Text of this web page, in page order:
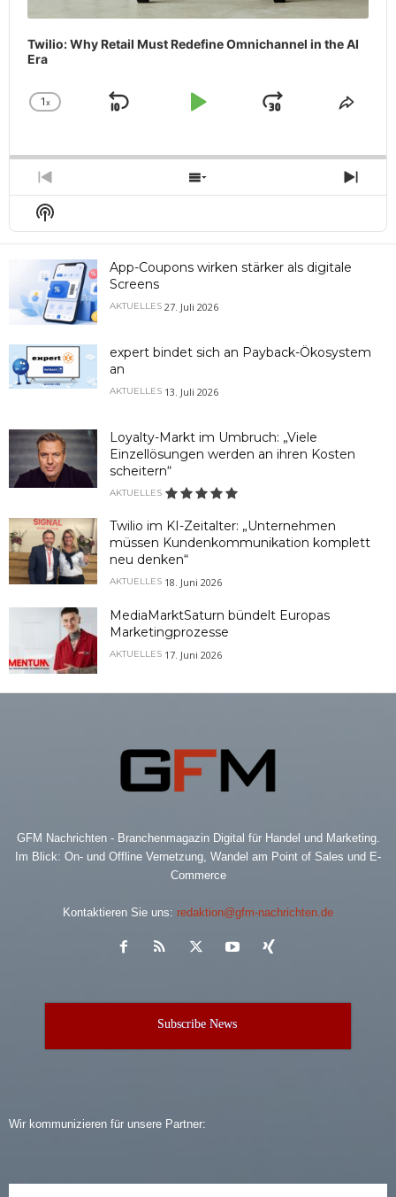
Twilio: Why Retail Must Redefine Omnichannel in the AI
Era
Change
1x
Skip
Play
Jump
Share
Previous
Episode
Show
Episodes
Next
Show
Podcast
Information
App-Coupons wirken stärker als digitale
Screens
AKTUELLES 27. Juli 2026
expert bindet sich an Payback-Ökosystem
an
AKTUELLES 13. Juli 2026
Loyalty-Markt im Umbruch: „Viele
Einzellösungen werden an ihren Kosten
scheitern“
AKTUELLES
Twilio im KI-Zeitalter: „Unternehmen
müssen Kundenkommunikation komplett
neu denken“
AKTUELLES 18. Juni 2026
MediaMarktSaturn bündelt Europas
Marketingprozesse
AKTUELLES 17. Juni 2026
GFM Nachrichten - Branchenmagazin Digital für Handel und Marketing.
Im Blick: On- und Offline Vernetzung, Wandel am Point of Sales und E-
Commerce
Kontaktieren Sie uns: redaktion@gfm-nachrichten.de
Subscribe News
Wir kommunizieren für unsere Partner: